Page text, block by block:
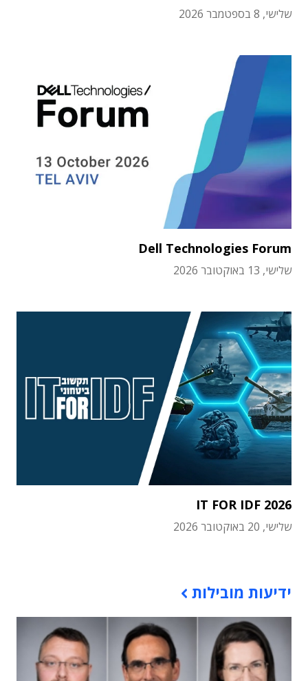
שלישי, 8 בספטמבר 2026
Dell Technologies Forum
שלישי, 13 באוקטובר 2026
IT FOR IDF 2026
שלישי, 20 באוקטובר 2026
ידיעות מובילות